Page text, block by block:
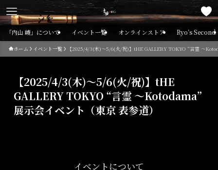
「内山 崚」について イベント一覧 オンラインストア Ryo’s Second
ホーム イベント一覧 【2025/4/3(木)～5/6(火/祝)】tHE GALLERY TOKYO “言霊 ～
【2025/4/3(木)～5/6(火/祝)】tHE
GALLERY TOKYO “言霊 ～Kotodama”
展示会イベント（東京 表参道）
イベントについて